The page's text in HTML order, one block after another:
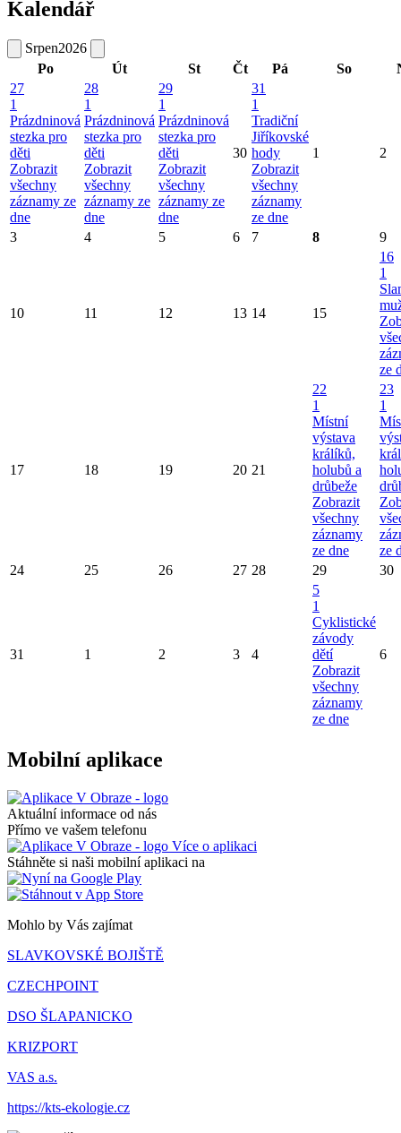
Kalendář
Srpen2026
Po
Út St Čt Pá So
27
1
Prázdninová
stezka pro
děti
Zobrazit
všechny
záznamy ze
dne
28
1
Prázdninová
stezka pro
děti
Zobrazit
všechny
záznamy ze
dne
29
1
Prázdninová
stezka pro
děti
Zobrazit
všechny
záznamy ze
dne
30
31
1
Tradiční
Jiříkovské
hody
Zobrazit
všechny
záznamy
ze dne
1 2
3 4 5 6 7 8 9
10 11 12 13 14 15
16
1
ze
17 18 19 20 21
22
1
Místní
výstava
králíků,
holubů a
drůbeže
Zobrazit
všechny
záznamy
ze dne
23
1
ze
24
25 26 27 28 29 30
31 1 2 3 4
5
1
Cyklistické
závody
dětí
Zobrazit
všechny
záznamy
ze dne
6
Mobilní aplikace
Aktuální informace od nás
Přímo ve vašem telefonu
Více o aplikaci
Stáhněte si naši mobilní aplikaci na
Mohlo by Vás zajímat
SLAVKOVSKÉ BOJIŠTĚ
CZECHPOINT
DSO ŠLAPANICKO
KRIZPORT
VAS a.s.
https://kts-ekologie.cz